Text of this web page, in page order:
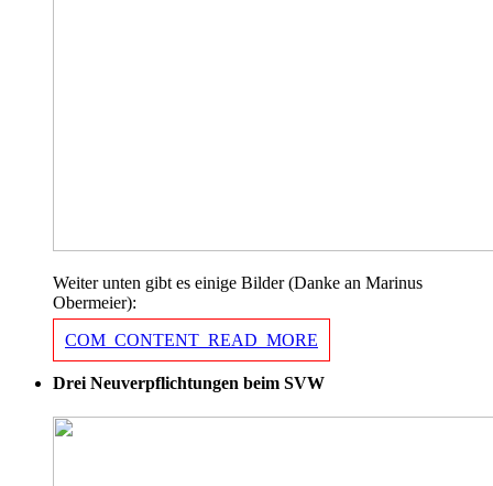
Weiter unten gibt es einige Bilder (Danke an Marinus
Obermeier):
COM_CONTENT_READ_MORE
Drei Neuverpflichtungen beim SVW